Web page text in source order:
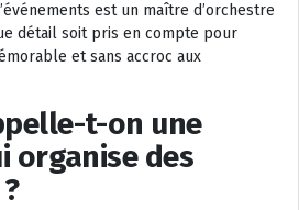
est un maître d’orchestre
détail soit pris en compte pour
et sans accroc aux
t-on une
organise des